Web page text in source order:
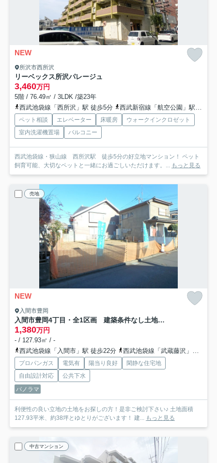
NEW
所沢市西所沢
リーベックス所沢パレージュ
3,460万円
5階 / 76.49㎡ / 3LDK /築23年
西武池袋線「西所沢」駅 徒歩5分
西武新宿線「航空公園」駅 徒歩19分
ペット相談 エレベーター 床暖房
ウォークインクロゼット
室内洗濯機置場
バルコニー
西武池袋線・狭山線 西所沢駅 徒歩5分の好立地マンション！ ペット
飼育可能、大切なペットと一緒にお過ごしいただけます。... もっと見る
売地
NEW
入間市豊岡
入間市豊岡4丁目・全1区画 建築条件なし土地 ～買物便利～
1,380万円
- / 127.93㎡ / -
西武池袋線「入間市」駅 徒歩22分
西武池袋線「武蔵藤沢」駅 バス5分 西武バス「藤沢中学校」 停歩14分
プロパンガス 電気有 陽当り良好
閑静な住宅地
自由設計対応
公共下水
パノラマ
利便性の良い立地の土地をお探しの方！是非ご検討下さい♪ 土地面積
127.93平米、約38坪とゆとりがございます！ 建... もっと見る
中古マンション